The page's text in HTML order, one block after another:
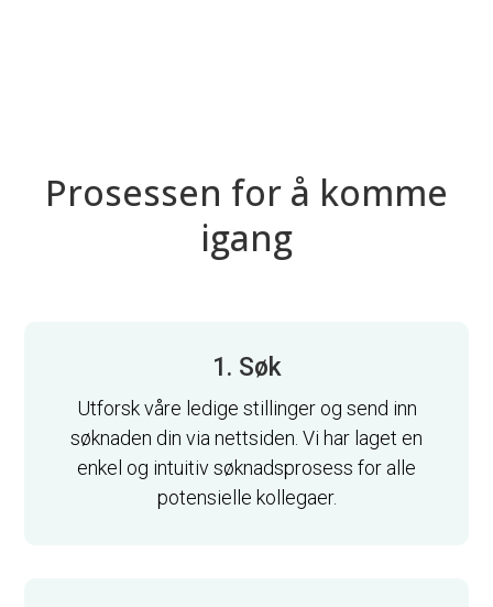
Prosessen for å komme
igang
1. Søk
Utforsk våre ledige stillinger og send inn
søknaden din via nettsiden. Vi har laget en
enkel og intuitiv søknadsprosess for alle
potensielle kollegaer.